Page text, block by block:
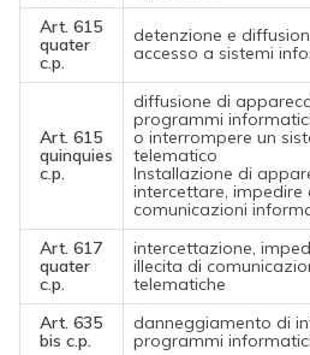
Art. 615
quater
c.p.
detenzione e
accesso a sistemi
Art. 615
quinquies
c.p.
diffusione di
programmi
o interrompere un
telematico
Installazione di
intercettare, impedire
comunicazioni
Art. 617
quater
c.p.
intercettazione,
illecita di
telematiche
Art. 635
bis c.p.
danneggiamento di
programmi informatici